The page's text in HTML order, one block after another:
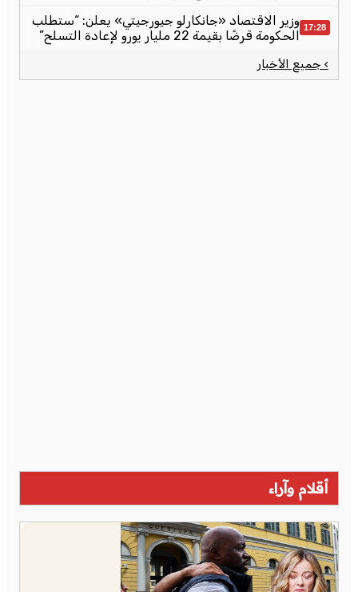
17:28 وزير الاقتصاد «جانكارلو جيورجيتي» يعلن: “ستطلب
الحكومة قرضًا بقيمة 22 مليار يورو لإعادة التسلح”
› جميع الأخبار
أقلام وآراء